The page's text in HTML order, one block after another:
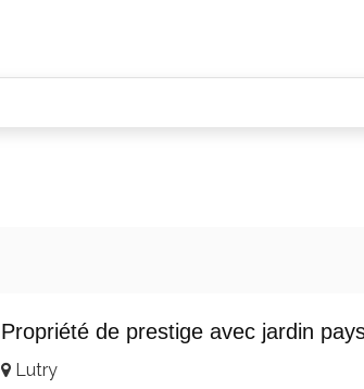
Propriété de prestige avec jardin
Lutry